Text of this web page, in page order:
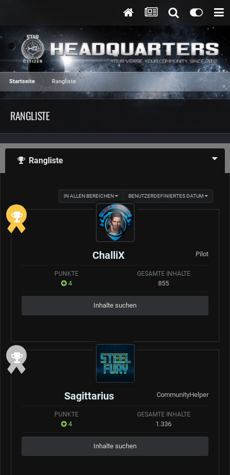
Startseite Rangliste
RANGLISTE
Rangliste
IN ALLEN BEREICHEN BENUTZERDEFINIERTES DATUM
ChalliX Pilot
PUNKTE
4
GESAMTE INHALTE
855
Inhalte suchen
Sagittarius CommunityHelper
PUNKTE
4
GESAMTE INHALTE
1.336
Inhalte suchen